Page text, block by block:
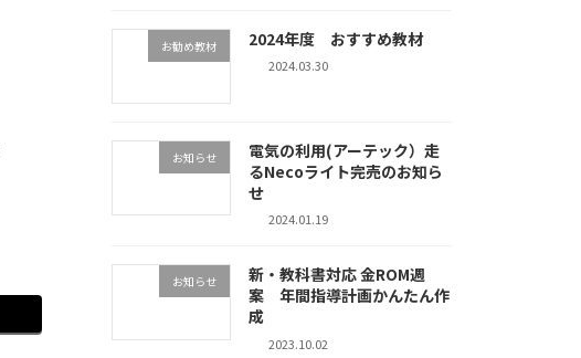
お勧め教材 2024年度 おすすめ教材
2024.03.30
お知らせ
電気の利用(アーテック）走
るNecoライト完売のお知ら
せ
2024.01.19
お知らせ
新・教科書対応 金ROM週
案 年間指導計画かんたん作
成
2023.10.02